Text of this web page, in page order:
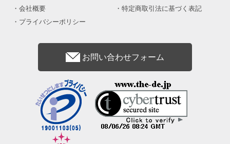
会社概要
特定商取引法に基づく表記
プライバシーポリシー
お問い合わせフォーム